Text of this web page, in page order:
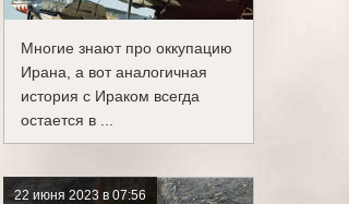
Многие знают про оккупацию
Ирана, а вот аналогичная
история с Ираком всегда
остается в ...
22 июня 2023 в 07:56